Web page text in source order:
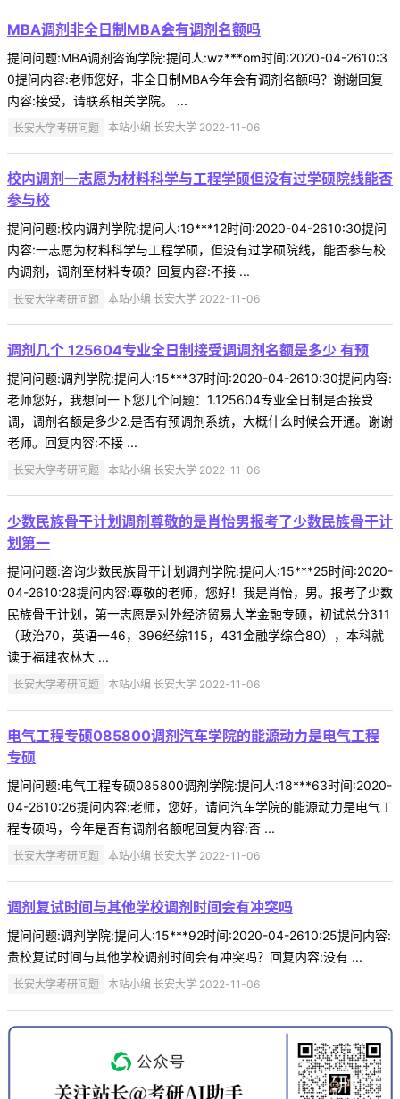
MBA调剂非全日制MBA会有调剂名额吗
提问问题:MBA调剂咨询学院:提问人:wz***om时间:2020-04-2610:3
0提问内容:老师您好，非全日制MBA今年会有调剂名额吗？谢谢回复
内容:接受，请联系相关学院。 ...
长安大学考研问题 本站小编 长安大学 2022-11-06
校内调剂一志愿为材料科学与工程学硕但没有过学硕院线能否
参与校
提问问题:校内调剂学院:提问人:19***12时间:2020-04-2610:30提问
内容:一志愿为材料科学与工程学硕，但没有过学硕院线，能否参与校
内调剂，调剂至材料专硕？回复内容:不接 ...
长安大学考研问题 本站小编 长安大学 2022-11-06
调剂几个 125604专业全日制接受调调剂名额是多少 有预
提问问题:调剂学院:提问人:15***37时间:2020-04-2610:30提问内容:
老师您好，我想问一下您几个问题：1.125604专业全日制是否接受
调，调剂名额是多少2.是否有预调剂系统，大概什么时候会开通。谢谢
老师。回复内容:不接 ...
长安大学考研问题 本站小编 长安大学 2022-11-06
少数民族骨干计划调剂尊敬的是肖怡男报考了少数民族骨干计
划第一
提问问题:咨询少数民族骨干计划调剂学院:提问人:15***25时间:2020-
04-2610:28提问内容:尊敬的老师，您好！我是肖怡，男。报考了少数
民族骨干计划，第一志愿是对外经济贸易大学金融专硕，初试总分311
（政治70，英语一46，396经综115，431金融学综合80），本科就
读于福建农林大 ...
长安大学考研问题 本站小编 长安大学 2022-11-06
电气工程专硕085800调剂汽车学院的能源动力是电气工程
专硕
提问问题:电气工程专硕085800调剂学院:提问人:18***63时间:2020-
04-2610:26提问内容:老师，您好，请问汽车学院的能源动力是电气工
程专硕吗，今年是否有调剂名额呢回复内容:否 ...
长安大学考研问题 本站小编 长安大学 2022-11-06
调剂复试时间与其他学校调剂时间会有冲突吗
提问问题:调剂学院:提问人:15***92时间:2020-04-2610:25提问内容:
贵校复试时间与其他学校调剂时间会有冲突吗？回复内容:没有 ...
长安大学考研问题 本站小编 长安大学 2022-11-06